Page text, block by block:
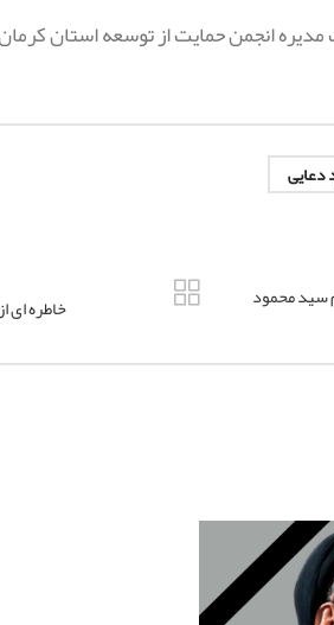
انجمن حمایت از توسعه استان
سید محمود
خاطره ای